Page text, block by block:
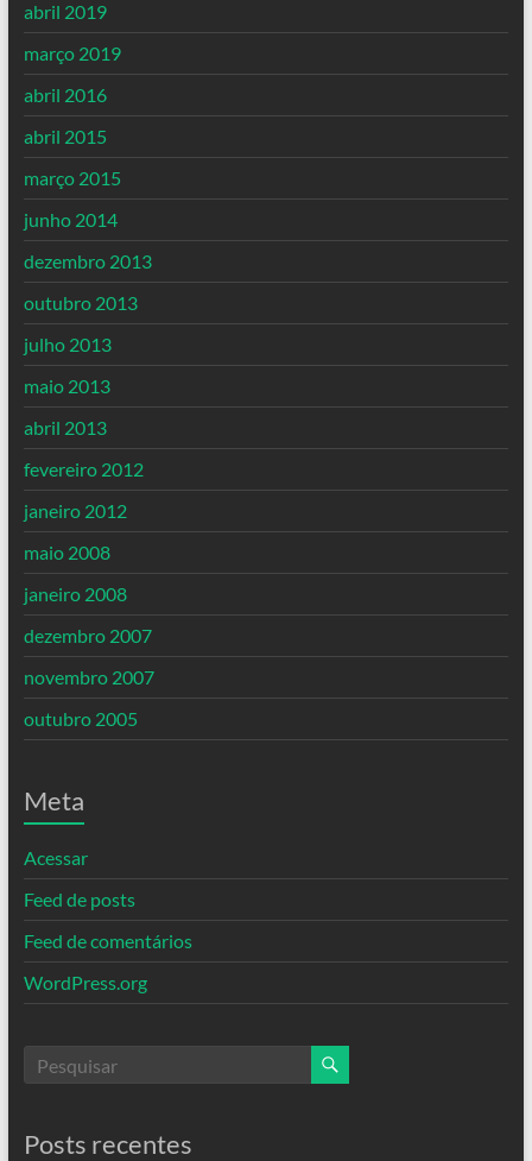
abril 2019
março 2019
abril 2016
abril 2015
março 2015
junho 2014
dezembro 2013
outubro 2013
julho 2013
maio 2013
abril 2013
fevereiro 2012
janeiro 2012
maio 2008
janeiro 2008
dezembro 2007
novembro 2007
outubro 2005
Meta
Acessar
Feed de posts
Feed de comentários
WordPress.org
Posts recentes